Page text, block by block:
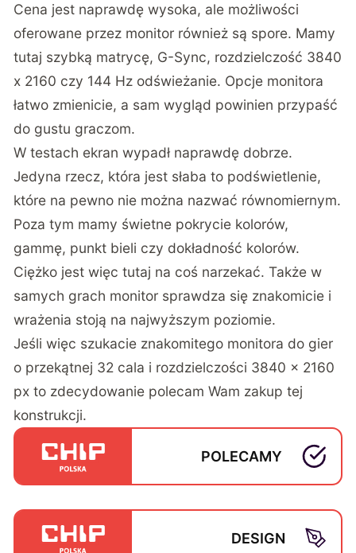
Cena jest naprawdę wysoka, ale możliwości
oferowane przez monitor również są spore. Mamy
tutaj szybką matrycę, G-Sync, rozdzielczość 3840
x 2160 czy 144 Hz odświeżanie. Opcje monitora
łatwo zmienicie, a sam wygląd powinien przypaść
do gustu graczom.
W testach ekran wypadł naprawdę dobrze.
Jedyna rzecz, która jest słaba to podświetlenie,
które na pewno nie można nazwać równomiernym.
Poza tym mamy świetne pokrycie kolorów,
gammę, punkt bieli czy dokładność kolorów.
Ciężko jest więc tutaj na coś narzekać. Także w
samych grach monitor sprawdza się znakomicie i
wrażenia stoją na najwyższym poziomie.
Jeśli więc szukacie znakomitego monitora do gier
o przekątnej 32 cala i rozdzielczości 3840 x 2160
px to zdecydowanie polecam Wam zakup tej
konstrukcji.
POLECAMY
DESIGN